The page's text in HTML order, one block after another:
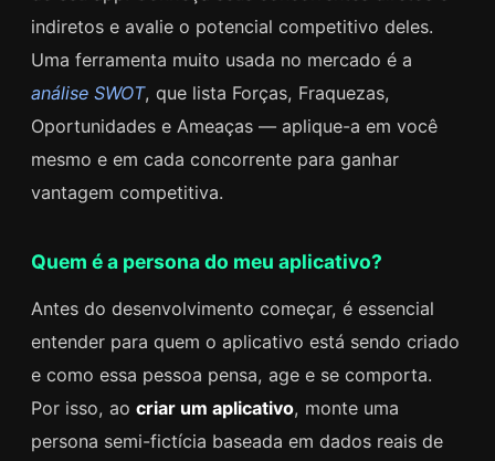
indiretos e avalie o potencial competitivo deles.
Uma ferramenta muito usada no mercado é a
análise SWOT, que lista Forças, Fraquezas,
Oportunidades e Ameaças — aplique-a em você
mesmo e em cada concorrente para ganhar
vantagem competitiva.
Quem é a persona do meu aplicativo?
Antes do desenvolvimento começar, é essencial
entender para quem o aplicativo está sendo criado
e como essa pessoa pensa, age e se comporta.
Por isso, ao criar um aplicativo, monte uma
persona semi-fictícia baseada em dados reais de